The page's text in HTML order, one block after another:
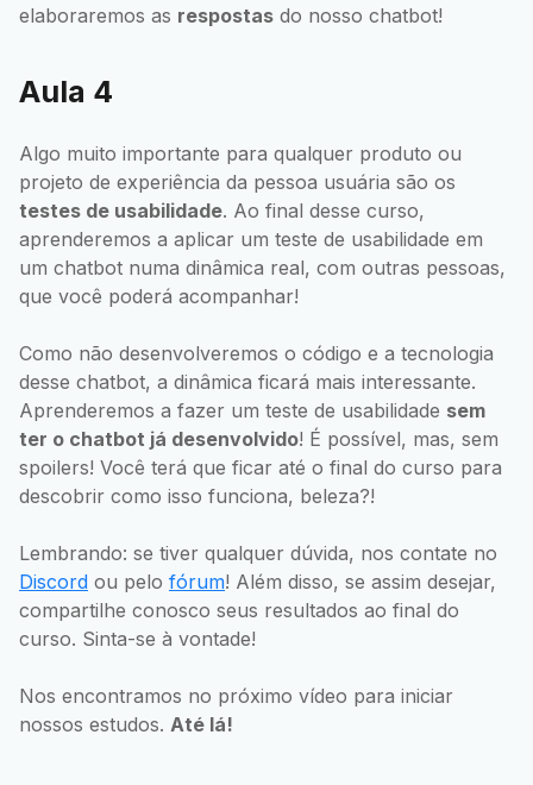
elaboraremos as respostas do nosso chatbot!
Aula 4
Algo muito importante para qualquer produto ou
projeto de experiência da pessoa usuária são os
testes de usabilidade. Ao final desse curso,
aprenderemos a aplicar um teste de usabilidade em
um chatbot numa dinâmica real, com outras pessoas,
que você poderá acompanhar!
Como não desenvolveremos o código e a tecnologia
desse chatbot, a dinâmica ficará mais interessante.
Aprenderemos a fazer um teste de usabilidade sem
ter o chatbot já desenvolvido! É possível, mas, sem
spoilers! Você terá que ficar até o final do curso para
descobrir como isso funciona, beleza?!
Lembrando: se tiver qualquer dúvida, nos contate no
Discord ou pelo fórum! Além disso, se assim desejar,
compartilhe conosco seus resultados ao final do
curso. Sinta-se à vontade!
Nos encontramos no próximo vídeo para iniciar
nossos estudos. Até lá!